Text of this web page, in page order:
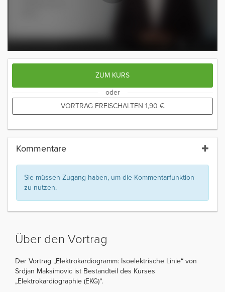
ZUM KURS
oder
VORTRAG FREISCHALTEN 1,90 €
Kommentare
Sie müssen Zugang haben, um die Kommentarfunktion
zu nutzen.
Über den Vortrag
Der Vortrag „Elektrokardiogramm: Isoelektrische Linie“ von
Srdjan Maksimovic ist Bestandteil des Kurses
„Elektrokardiographie (EKG)“.